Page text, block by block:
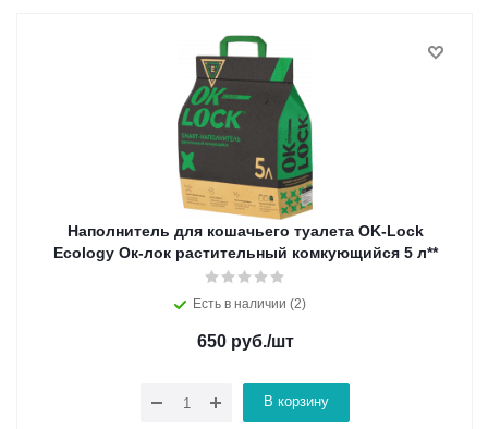
Наполнитель для кошачьего туалета OK-Lock
Ecology Ок-лок растительный комкующийся 5 л**
Есть в наличии (2)
650руб./шт
В корзину